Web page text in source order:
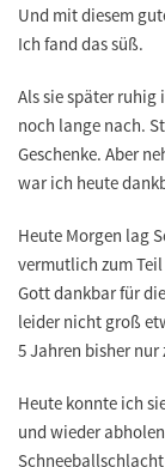
Und mit diesem
Ich fand das süß.
Als sie später
noch lange nach.
Geschenke. Aber
war ich heute
Heute Morgen lag
vermutlich zum
Gott dankbar für
leider nicht groß
5 Jahren bisher
Heute konnte ich
und wieder